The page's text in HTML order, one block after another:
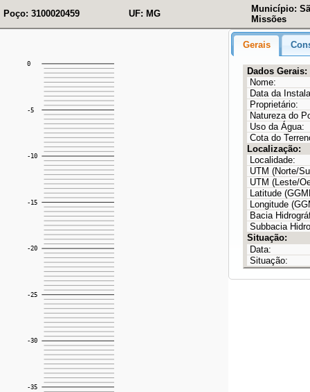
Poço: 3100020459 UF: MG
Município:
Missões
Gerais
Dados Gerais:
Nome:
Data da
Proprietário:
Natureza do
Uso da Água:
Cota do
Localização:
Localidade:
UTM (Norte/
UTM (Leste/
Latitude
Longitude
Bacia
Subbacia
Situação:
Data:
Situação: